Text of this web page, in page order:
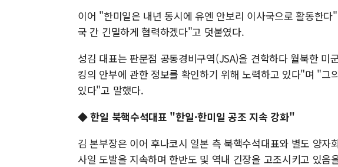
이어 "한미일은 내년 동시에 유엔 안보리 이사국으로 활동한
국 간 긴밀하게 협력하겠다"고 덧붙였다.
성김 대표는 판문점 공동경비구역(JSA)을 견학하다 월북한 미
킹의 안부에 관한 정보를 확인하기 위해 노력하고 있다"며 "그
있다"고 말했다.
◆한일 북핵수석대표 "한일·한미일 공조 지속 강화"
김 본부장은 이어 후나코시 일본 측 북핵수석대표와 별도 양자
사일 도발을 지속하며 한반도 및 역내 긴장을 고조시키고 있음